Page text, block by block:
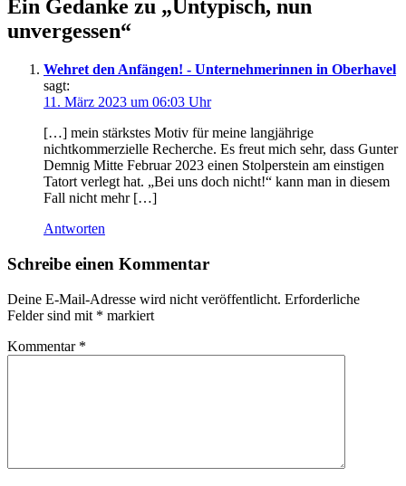
Ein Gedanke zu „Untypisch, nun
unvergessen“
Wehret den Anfängen! - Unternehmerinnen in Oberhavel
sagt:
11. März 2023 um 06:03 Uhr
[…] mein stärkstes Motiv für meine langjährige
nichtkommerzielle Recherche. Es freut mich sehr, dass Gunter
Demnig Mitte Februar 2023 einen Stolperstein am einstigen
Tatort verlegt hat. „Bei uns doch nicht!“ kann man in diesem
Fall nicht mehr […]
Antworten
Schreibe einen Kommentar
Deine E-Mail-Adresse wird nicht veröffentlicht. Erforderliche
Felder sind mit * markiert
Kommentar *